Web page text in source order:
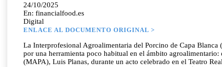
24/10/2025
En: financialfood.es
Digital
ENLACE AL DOCUMENTO ORIGINAL >
La Interprofesional Agroalimentaria del Porcino de Capa
por una herramienta poco habitual en el ámbito
(MAPA), Luis Planas, durante un acto celebrado en el Teatro